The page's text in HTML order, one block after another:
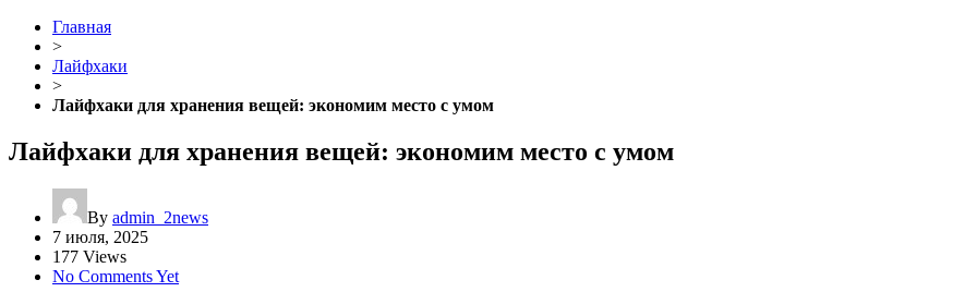
Главная
>
Лайфхаки
>
Лайфхаки для хранения вещей: экономим место с умом
Лайфхаки для хранения вещей: экономим место с умом
By admin_2news
7 июля, 2025
177 Views
No Comments Yet